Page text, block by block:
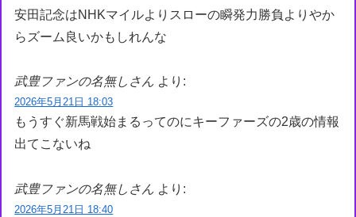
安田記念はNHKマイルよりスローの瞬発力勝負よりやか
らズーム良いかもしれんな
武豊ファンの名無しさん より:
2026年5月21日 18:03
もうすぐ新馬戦始まるってのにキーファーズの2歳の情報
出てこないね
武豊ファンの名無しさん より:
2026年5月21日 18:40